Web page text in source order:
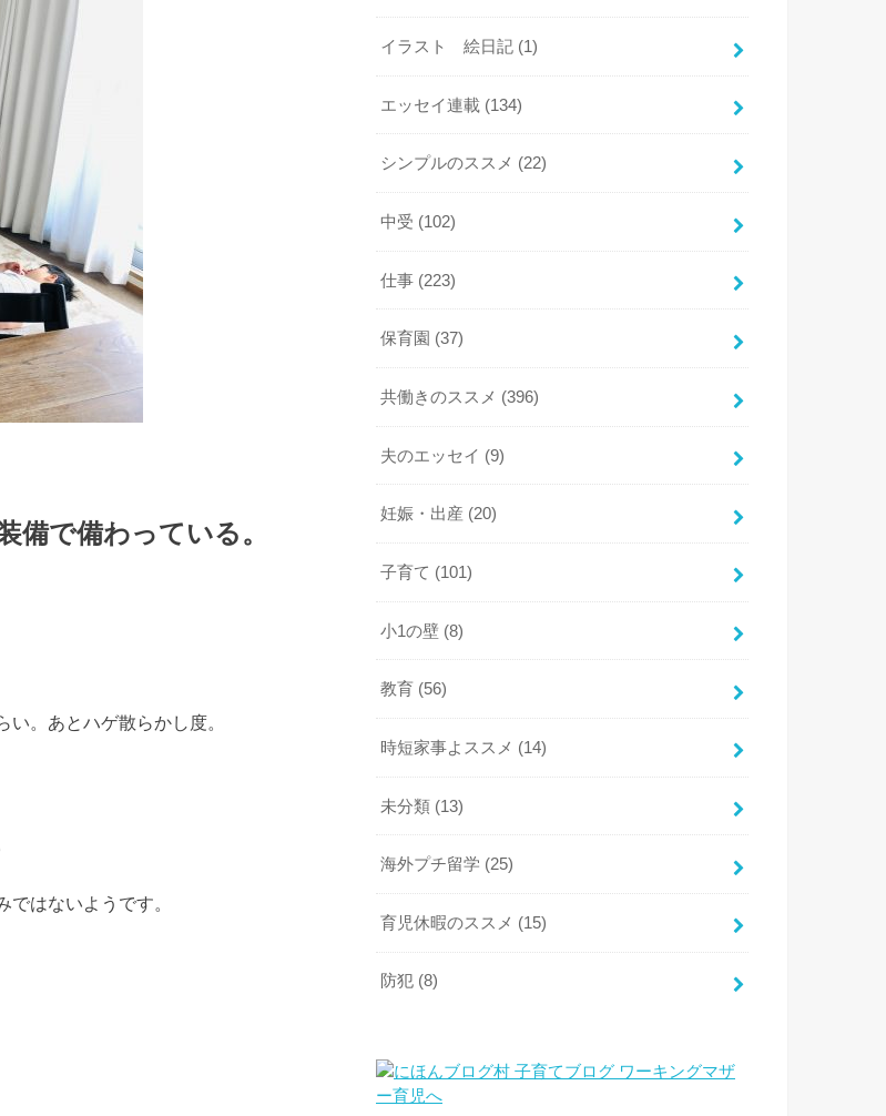
備で備わっている。
。あとハゲ散らかし度。
はないようです。
イラスト 絵日記 (1)
エッセイ連載 (134)
シンプルのススメ (22)
中受 (102)
仕事 (223)
保育園 (37)
共働きのススメ (396)
夫のエッセイ (9)
妊娠・出産 (20)
子育て (101)
小1の壁 (8)
教育 (56)
時短家事よススメ (14)
未分類 (13)
海外プチ留学 (25)
育児休暇のススメ (15)
防犯 (8)